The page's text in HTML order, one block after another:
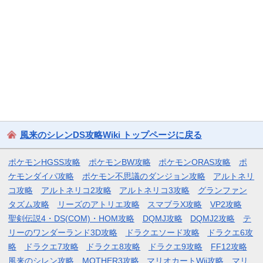
風来のシレンDS攻略Wiki トップページに戻る
ポケモンHGSS攻略 ポケモンBW攻略 ポケモンORAS攻略
ポ
ケモンダイパ攻略
ポケモン不思議のダンジョン攻略
アルトネリ
コ攻略
アルトネリコ2攻略 アルトネリコ3攻略
グランファン
タズム攻略
リーズのアトリエ攻略 スマブラX攻略
VP2攻略
聖剣伝説4・DS(COM)・HOM攻略
DQMJ攻略 DQMJ2攻略
テ
リーのワンダーランド3D攻略
ドラクエソード攻略
ドラクエ6攻
略
ドラクエ7攻略 ドラクエ8攻略 ドラクエ9攻略
FF12攻略
風来のシレン攻略
MOTHER3攻略 マリオカートWii攻略 マリ